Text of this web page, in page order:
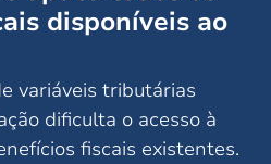
disponíveis ao
variáveis tributárias
dificulta o acesso à
fiscais existentes.